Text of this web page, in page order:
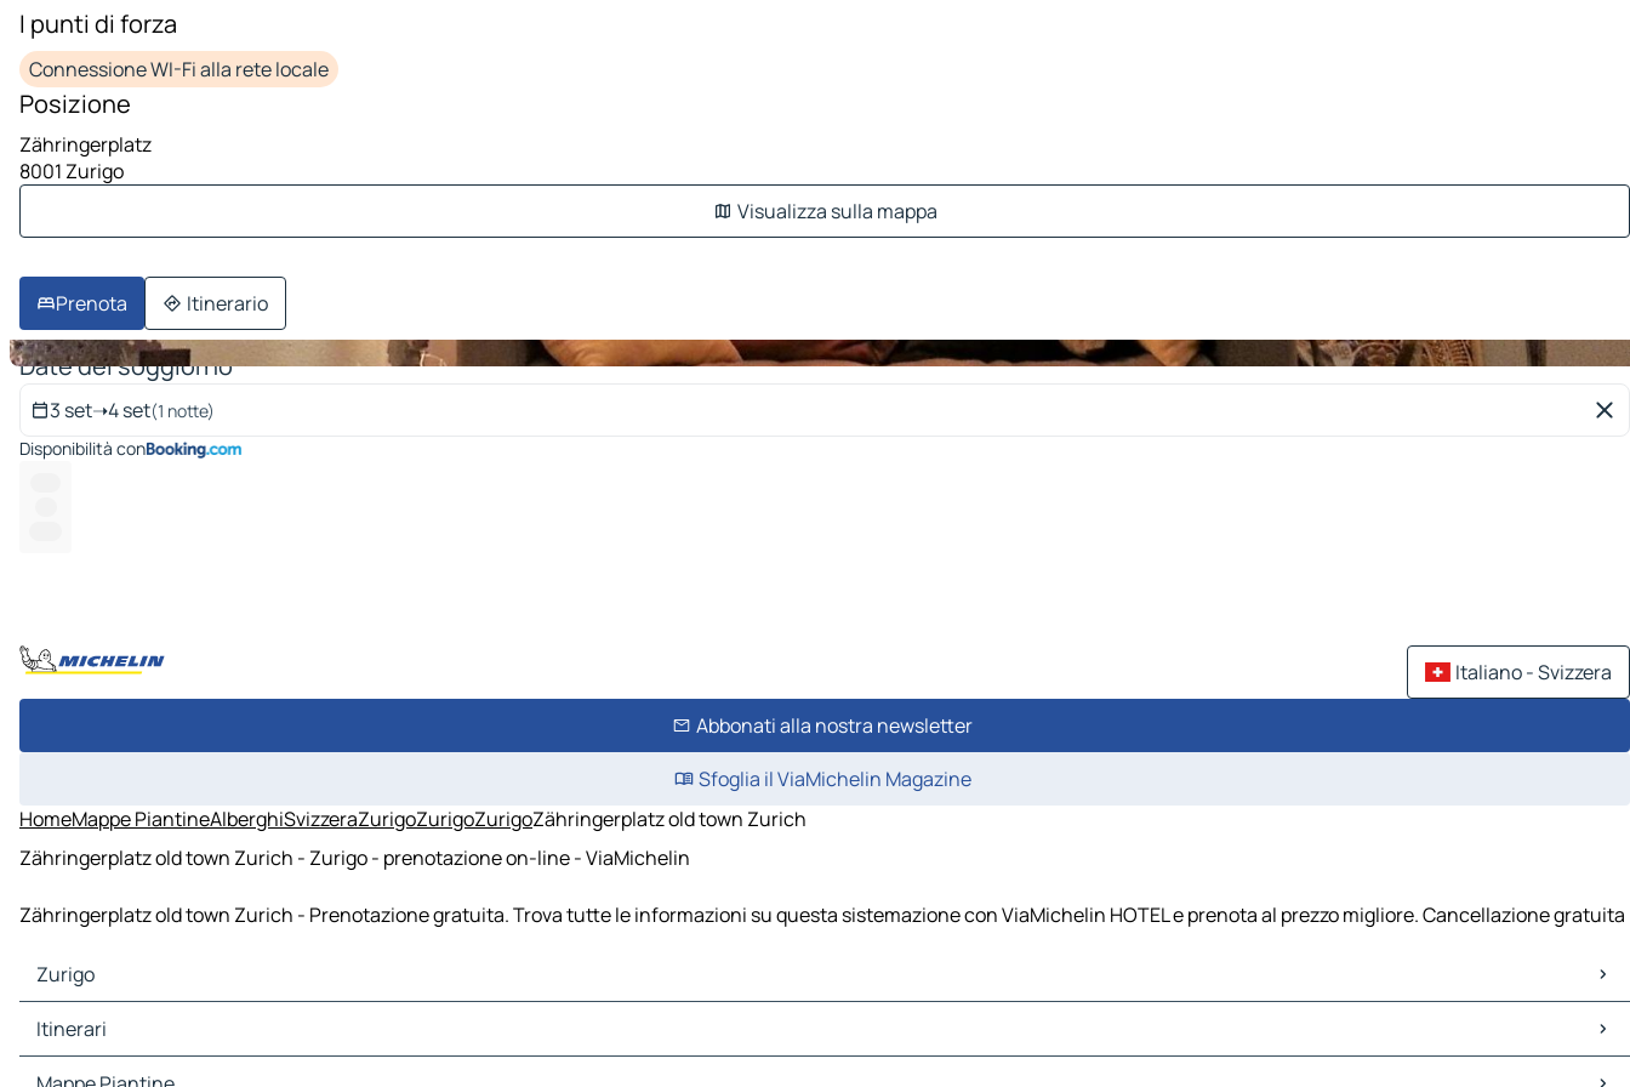
1 immagine su 10
I punti di forza
Connessione WI-Fi alla rete locale
Posizione
Zähringerplatz
8001 Zurigo
Visualizza sulla mappa
Prenota Itinerario
Date del soggiorno
3 set➝4 set(1 notte)
Disponibilità con
Italiano - Svizzera
Abbonati alla nostra newsletter
Sfoglia il ViaMichelin Magazine
HomeMappe PiantineAlberghiSvizzeraZurigoZurigoZurigoZähringerplatz old town Zurich
Zähringerplatz old town Zurich - Zurigo - prenotazione on-line - ViaMichelin
Zähringerplatz old town Zurich - Prenotazione gratuita. Trova tutte le informazioni su questa sistemazione con ViaMichelin HOTEL e prenota al prezzo migliore. Cancellazione gratuita
Zurigo
Zurigo Mappe Piantine
Zurigo Traffico
Zurigo Alberghi
Itinerari
Itinerari Zurigo - Berna